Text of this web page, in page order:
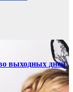
выходных дней